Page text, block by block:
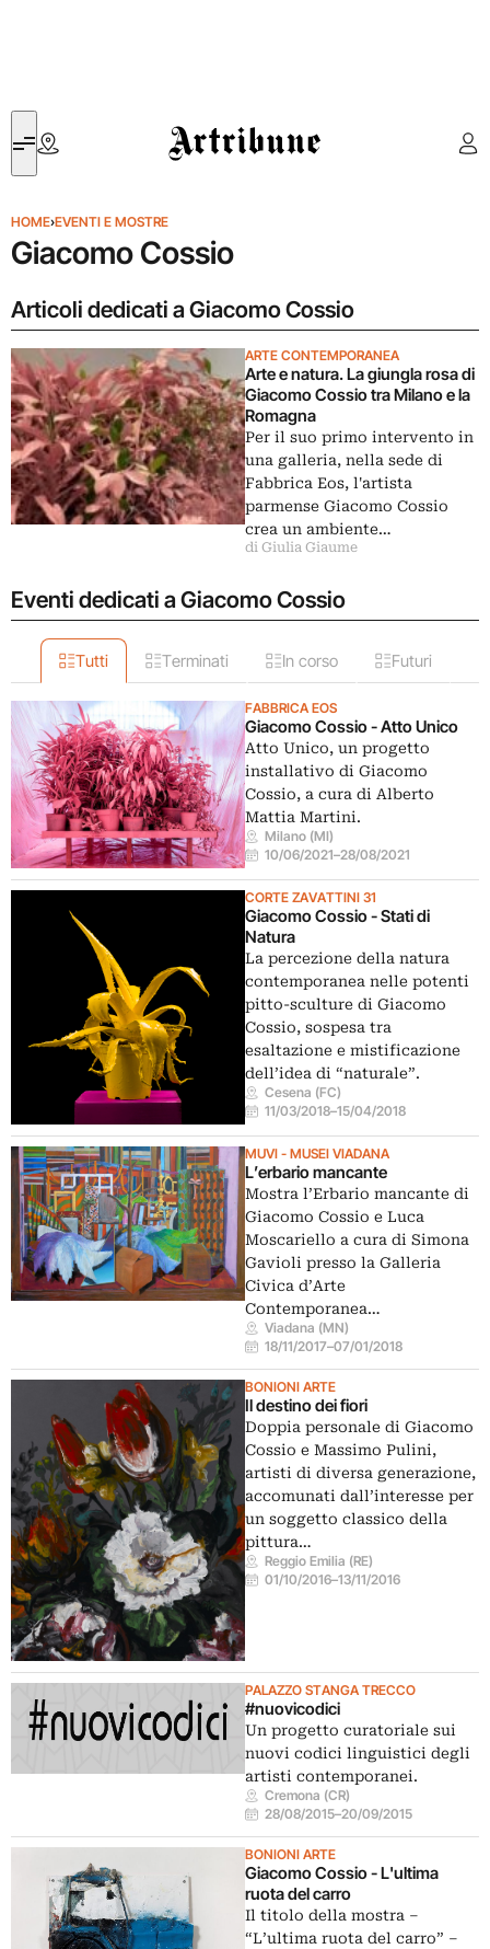
Artribune
HOME›EVENTI E MOSTRE
Giacomo Cossio
Articoli dedicati a Giacomo Cossio
ARTE CONTEMPORANEA
Arte e natura. La giungla rosa di
Giacomo Cossio tra Milano e la
Romagna
Per il suo primo intervento in
una galleria, nella sede di
Fabbrica Eos, l'artista
parmense Giacomo Cossio
crea un ambiente…
di Giulia Giaume
Eventi dedicati a Giacomo Cossio
Tutti Terminati In corso Futuri
FABBRICA EOS
Giacomo Cossio - Atto Unico
Atto Unico, un progetto
installativo di Giacomo
Cossio, a cura di Alberto
Mattia Martini.
Milano (MI)
10/06/2021–28/08/2021
CORTE ZAVATTINI 31
Giacomo Cossio - Stati di
Natura
La percezione della natura
contemporanea nelle potenti
pitto-sculture di Giacomo
Cossio, sospesa tra
esaltazione e mistificazione
dell’idea di “naturale”.
Cesena (FC)
11/03/2018–15/04/2018
MUVI - MUSEI VIADANA
L’erbario mancante
Mostra l’Erbario mancante di
Giacomo Cossio e Luca
Moscariello a cura di Simona
Gavioli presso la Galleria
Civica d’Arte
Contemporanea…
Viadana (MN)
18/11/2017–07/01/2018
BONIONI ARTE
Il destino dei fiori
Doppia personale di Giacomo
Cossio e Massimo Pulini,
artisti di diversa generazione,
accomunati dall’interesse per
un soggetto classico della
pittura…
Reggio Emilia (RE)
01/10/2016–13/11/2016
PALAZZO STANGA TRECCO
#nuovicodici
Un progetto curatoriale sui
nuovi codici linguistici degli
artisti contemporanei.
Cremona (CR)
28/08/2015–20/09/2015
BONIONI ARTE
Giacomo Cossio - L'ultima
ruota del carro
Il titolo della mostra –
“L’ultima ruota del carro” –